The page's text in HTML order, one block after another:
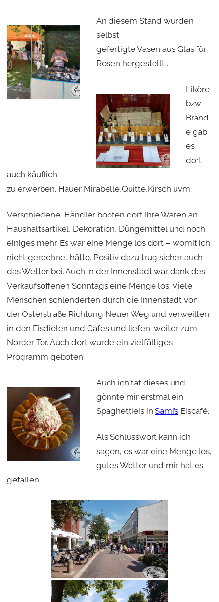
An diesem Stand wurden
selbst
gefertigte Vasen aus Glas für
Rosen hergestellt .
Liköre
bzw
Bränd
e gab
es
dort
auch käuflich
zu erwerben. Hauer Mirabelle,Quitte,Kirsch uvm.
Verschiedene Händler booten dort Ihre Waren an.
Haushaltsartikel, Dekoration, Düngemittel und noch
einiges mehr. Es war eine Menge los dort – womit ich
nicht gerechnet hätte. Positiv dazu trug sicher auch
das Wetter bei. Auch in der Innenstadt war dank des
Verkaufsoffenen Sonntags eine Menge los. Viele
Menschen schlenderten durch die Innenstadt von
der Osterstraße Richtung Neuer Weg und verweilten
in den Eisdielen und Cafes und liefen weiter zum
Norder Tor. Auch dort wurde ein vielfältiges
Programm geboten.
Auch ich tat dieses und
gönnte mir erstmal ein
Spaghettieis inSami’s Eiscafé.
Als Schlusswort kann ich
sagen, es war eine Menge los,
gutes Wetter und mir hat es
gefallen.